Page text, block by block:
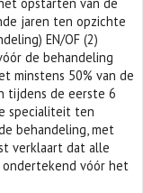
jaren ten opzichte
EN/OF (2)
de behandeling
minstens 50% van de
tijdens de eerste 6
specialiteit ten
behandeling, met
verklaart dat alle
vóór het